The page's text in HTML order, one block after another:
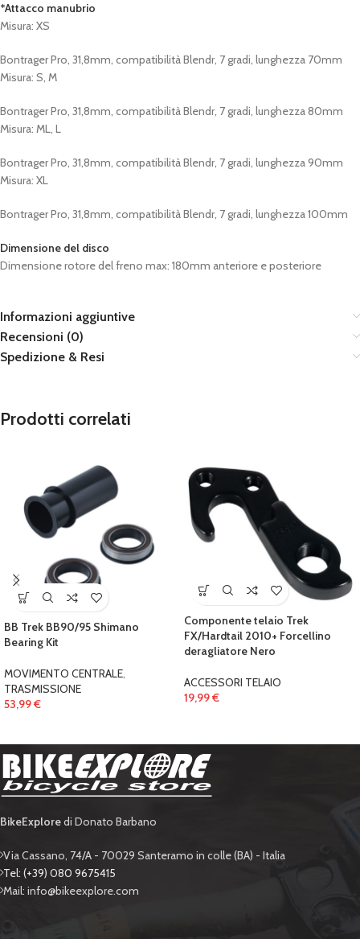
*Attacco manubrio
Misura: XS
Bontrager Pro, 31,8mm, compatibilità Blendr, 7 gradi, lunghezza 70mm
Misura: S, M
Bontrager Pro, 31,8mm, compatibilità Blendr, 7 gradi, lunghezza 80mm
Misura: ML, L
Bontrager Pro, 31,8mm, compatibilità Blendr, 7 gradi, lunghezza 90mm
Misura: XL
Bontrager Pro, 31,8mm, compatibilità Blendr, 7 gradi, lunghezza 100mm
Dimensione del disco
Dimensione rotore del freno max: 180mm anteriore e posteriore
Informazioni aggiuntive
Recensioni (0)
Spedizione & Resi
Prodotti correlati
BB Trek BB90/95 Shimano
Bearing Kit
MOVIMENTO CENTRALE,
TRASMISSIONE
53,99€
Componente telaio Trek
FX/Hardtail 2010+ Forcellino
deragliatore Nero
ACCESSORI TELAIO
19,99€
BikeExploredi Donato Barbano
Via Cassano, 74/A - 70029 Santeramo in colle (BA) - Italia
Tel: (+39) 080 9675415
Mail: info@bikeexplore.com